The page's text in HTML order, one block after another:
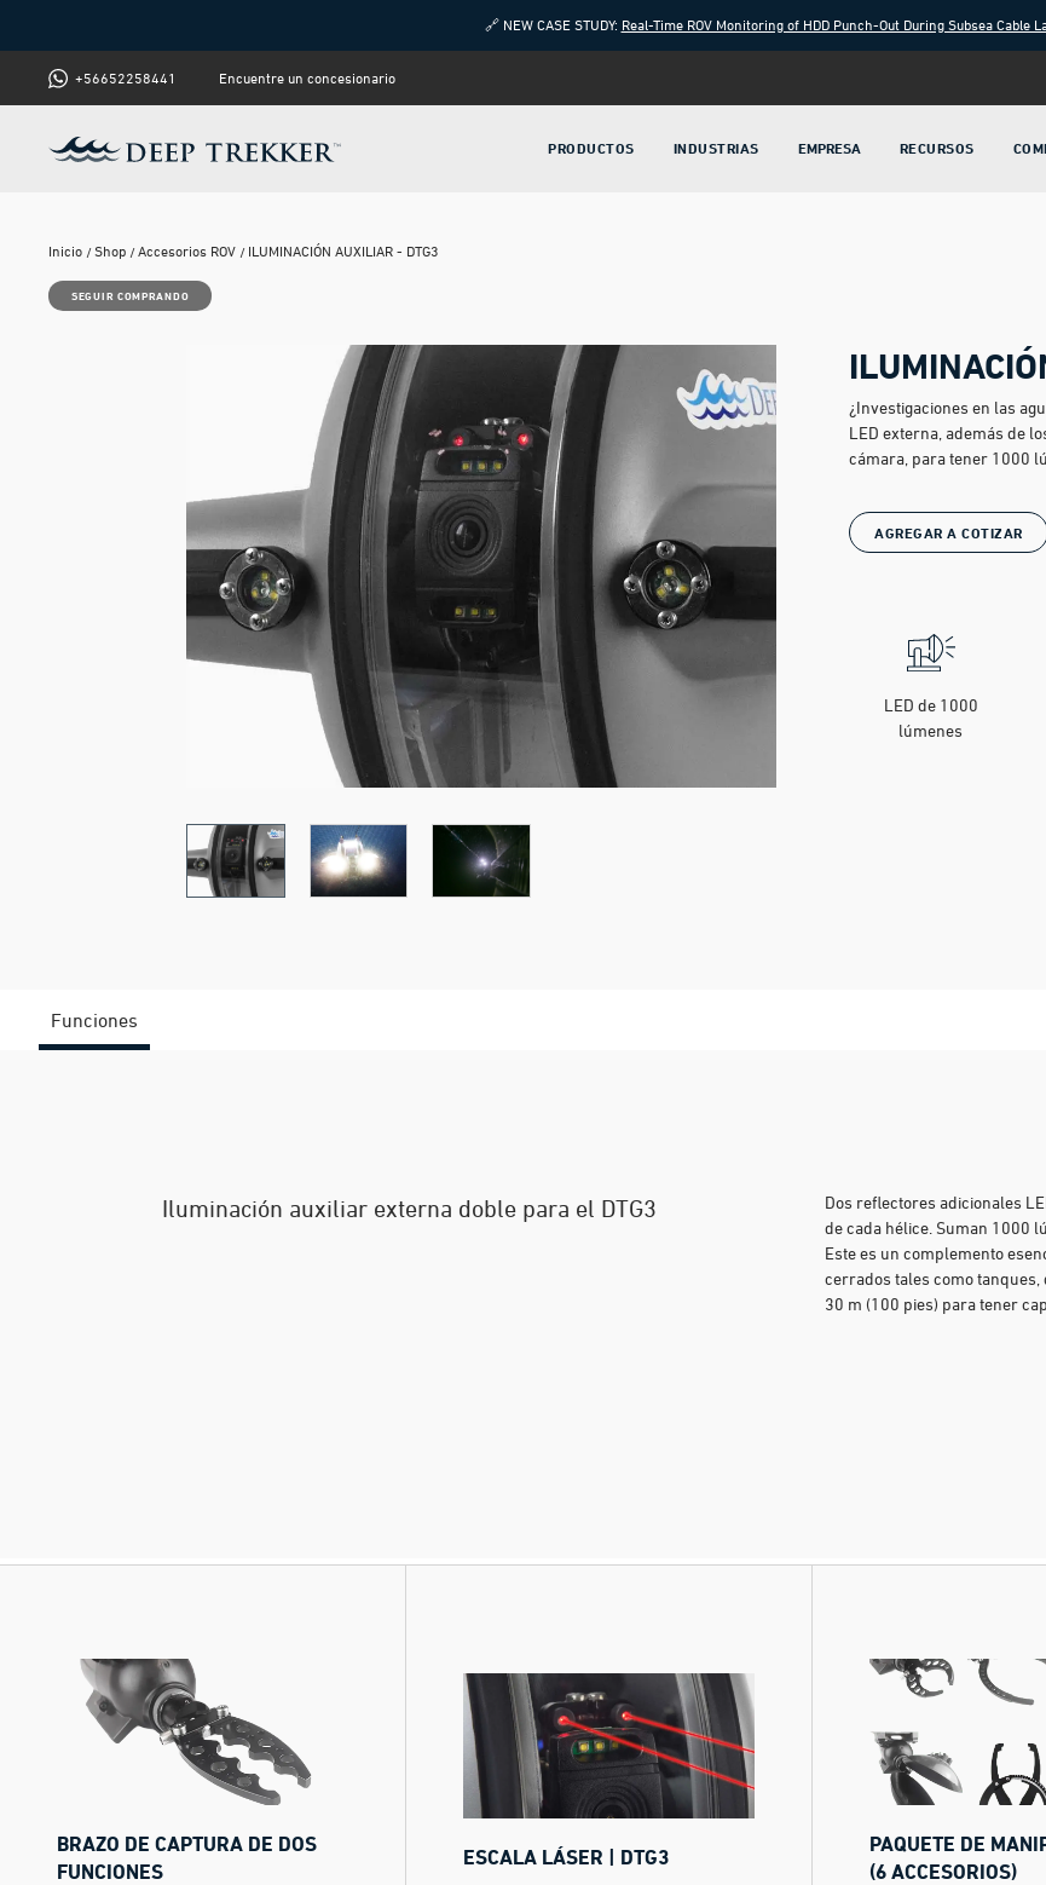
🔗 NEW CASE STUDY: Real-Time ROV Monitoring of HDD Punch-Out During Subsea Cable
+56652258441 Encuentre un concesionario
PRODUCTOS INDUSTRIAS EMPRESA RECURSOS
Inicio Shop Accesorios ROV ILUMINACIÓN AUXILIAR - DTG3
SEGUIR COMPRANDO
¿Investigaciones en las
LED externa, además de
cámara, para tener 1000
AGREGAR A COTIZAR
LED de 1000
lúmenes
Funciones
Iluminación auxiliar externa doble para el DTG3
Dos reflectores adicionales
de cada hélice. Suman 1000
Este es un complemento
cerrados tales como
30 m (100 pies) para tener
BRAZO DE CAPTURA DE DOS
FUNCIONES
ESCALA LÁSER | DTG3
PAQUETE DE
(6 ACCESORIOS)